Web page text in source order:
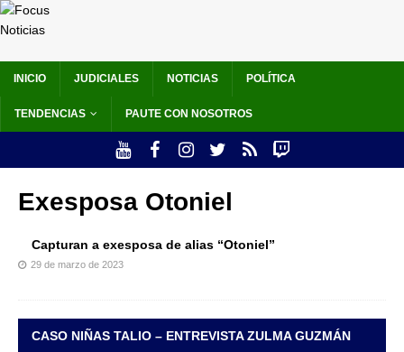
INICIO JUDICIALES NOTICIAS POLÍTICA
TENDENCIAS PAUTE CON NOSOTROS
Exesposa Otoniel
Capturan a exesposa de alias “Otoniel”
29 de marzo de 2023
CASO NIÑAS TALIO – ENTREVISTA ZULMA GUZMÁN